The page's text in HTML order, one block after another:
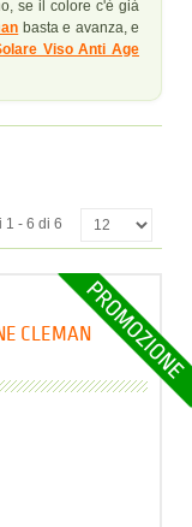
se il colore c'è già
basta e avanza, e
Viso Anti Age
1 - 6 di 6
CLEMAN